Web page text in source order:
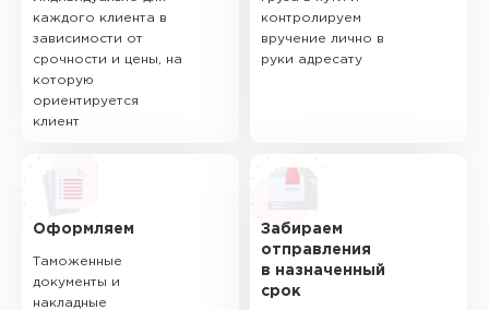
каждого клиента в
зависимости от
срочности и цены, на
которую
ориентируется
клиент
контролируем
вручение лично в
руки адресату
Оформляем
Таможенные
документы и
накладные
Забираем
отправления
в назначенный
срок